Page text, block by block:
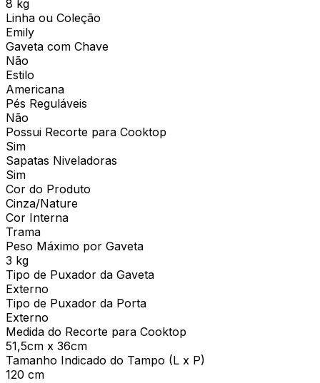
8 kg
Linha ou Coleção
Emily
Gaveta com Chave
Não
Estilo
Americana
Pés Reguláveis
Não
Possui Recorte para Cooktop
Sim
Sapatas Niveladoras
Sim
Cor do Produto
Cinza/Nature
Cor Interna
Trama
Peso Máximo por Gaveta
3 kg
Tipo de Puxador da Gaveta
Externo
Tipo de Puxador da Porta
Externo
Medida do Recorte para Cooktop
51,5cm x 36cm
Tamanho Indicado do Tampo (L x P)
120 cm